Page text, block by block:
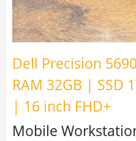
Dell Precision
RAM 32GB | SSD
| 16 inch FHD+
Mobile